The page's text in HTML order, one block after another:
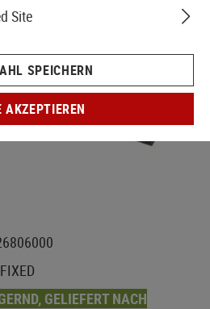
GELIEFERT NACH
Site
SPEICHERN
AKZEPTIEREN